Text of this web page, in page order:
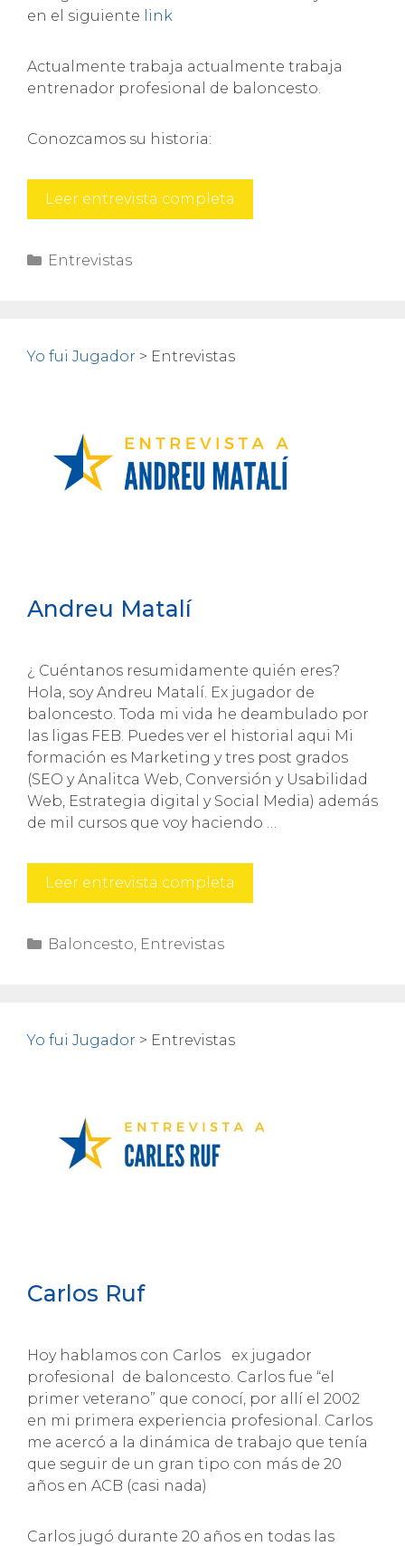
en el siguiente link
Actualmente trabaja actualmente trabaja
entrenador profesional de baloncesto.
Conozcamos su historia:
Leer entrevista completa
Castelló
Categorías
Entrevistas
Yo fui Jugador > Entrevistas
Andreu Matalí
¿ Cuéntanos resumidamente quién eres?
Hola, soy Andreu Matalí. Ex jugador de
baloncesto. Toda mi vida he deambulado por
las ligas FEB. Puedes ver el historial aqui Mi
formación es Marketing y tres post grados
(SEO y Analitca Web, Conversión y Usabilidad
Web, Estrategia digital y Social Media) además
de mil cursos que voy haciendo …
Leer entrevista completa
Matalí
Categorías
Baloncesto, Entrevistas
Yo fui Jugador > Entrevistas
Carlos Ruf
Hoy hablamos con Carlos ex jugador
profesional de baloncesto. Carlos fue “el
primer veterano” que conocí, por allí el 2002
en mi primera experiencia profesional. Carlos
me acercó a la dinámica de trabajo que tenía
que seguir de un gran tipo con más de 20
años en ACB (casi nada)
Carlos jugó durante 20 años en todas las